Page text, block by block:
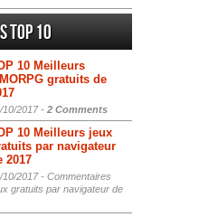
Top 10
10 Meilleurs
gratuits de
10/2017 - 2 Comments
10 Meilleurs jeux
par navigateur
2017
10/2017 - Commentaires
gratuits par navigateur de